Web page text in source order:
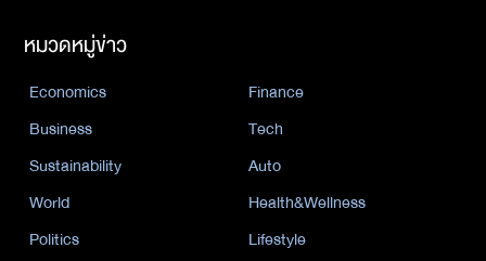
หมวดหมู่ข่าว
Economics
Finance
Business
Tech
Sustainability
Auto
World
Health&Wellness
Politics
Lifestyle